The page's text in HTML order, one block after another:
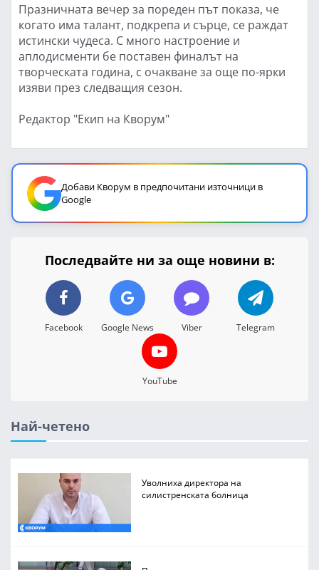
Празничната вечер за пореден път показа, че
когато има талант, подкрепа и сърце, се раждат
истински чудеса. С много настроение и
аплодисменти бе поставен финалът на
творческата година, с очакване за още по-ярки
изяви през следващия сезон.
Редактор "Екип на Кворум"
Добави Кворум в предпочитани източници в
Google
Последвайте ни за още новини в:
Facebook Google News Viber Telegram
YouTube
Най-четено
Уволниха директора на
силистренската болница